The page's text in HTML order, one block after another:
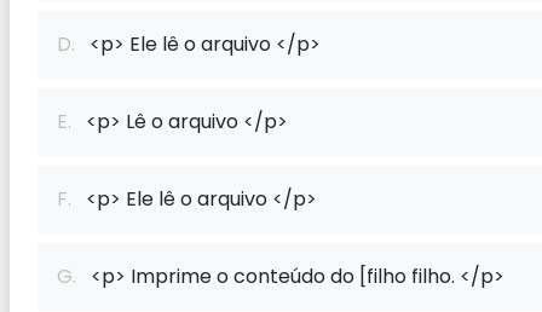
D. <p> Ele lê o arquivo </p>
E. <p> Lê o arquivo </p>
F. <p> Ele lê o arquivo </p>
G. <p> Imprime o conteúdo do [filho filho. </p>